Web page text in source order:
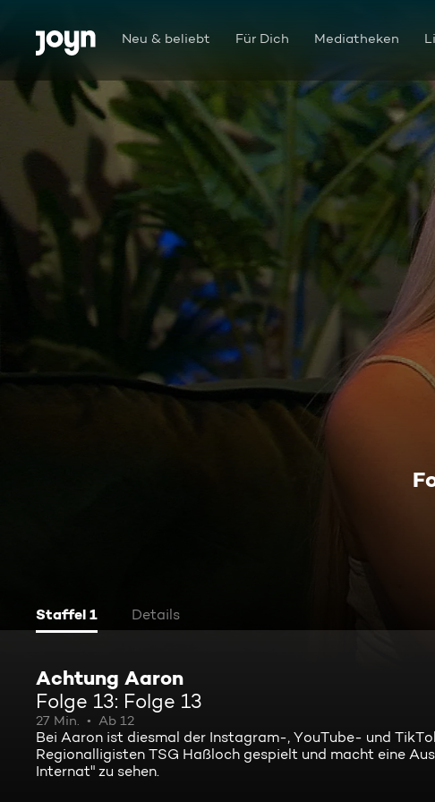
Zum Inhalt springen
Barrierefrei Neu & beliebt Für Dich Mediatheken
Staffel 1 Details
Achtung Aaron
Folge 13: Folge 13
27 Min. Ab 12
Bei Aaron ist diesmal der Instagram-, YouTube- und
Regionalligisten TSG Haßloch gespielt und macht eine
Internat" zu sehen.